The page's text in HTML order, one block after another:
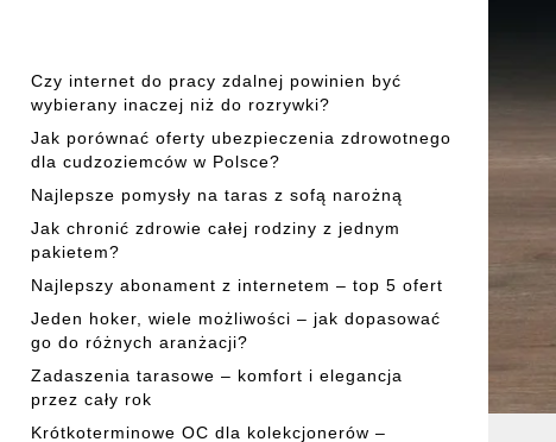
Czy internet do pracy zdalnej powinien być
wybierany inaczej niż do rozrywki?
Jak porównać oferty ubezpieczenia zdrowotnego
dla cudzoziemców w Polsce?
Najlepsze pomysły na taras z sofą narożną
Jak chronić zdrowie całej rodziny z jednym
pakietem?
Najlepszy abonament z internetem – top 5 ofert
Jeden hoker, wiele możliwości – jak dopasować
go do różnych aranżacji?
Zadaszenia tarasowe – komfort i elegancja
przez cały rok
Krótkoterminowe OC dla kolekcjonerów –